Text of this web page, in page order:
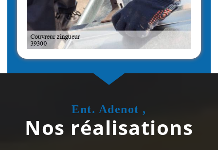
Ent. Adenot ,
Nos réalisations